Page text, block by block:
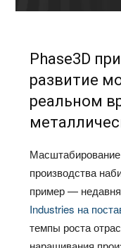
Phase3D
развитие
реальном
Масштабирование
производства
пример —
Industries на
темпы роста